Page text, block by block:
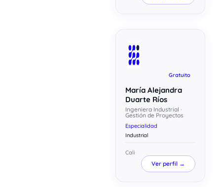
Gratuito
María Alejandra
Duarte Ríos
Ingeniera Industrial ·
Gestión de Proyectos
Especialidad
Industrial
Cali
Ver perfil →